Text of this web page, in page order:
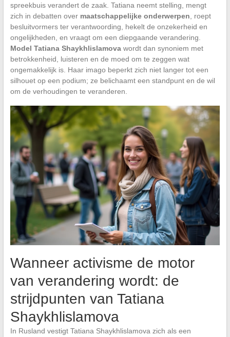
spreekbuis verandert de zaak. Tatiana neemt stelling, mengt
zich in debatten over maatschappelijke onderwerpen , roept
besluitvormers ter verantwoording, hekelt de onzekerheid en
ongelijkheden, en vraagt om een diepgaande verandering.
Model Tatiana Shaykhlislamovawordt dan synoniem met
betrokkenheid, luisteren en de moed om te zeggen wat
ongemakkelijk is. Haar imago beperkt zich niet langer tot een
silhouet op een podium; ze belichaamt een standpunt en de wil
om de verhoudingen te veranderen.
Wanneer activisme de motor
van verandering wordt: de
strijdpunten van Tatiana
Shaykhlislamova
In Rusland vestigt Tatiana Shaykhlislamova zich als een